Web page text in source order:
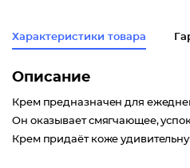
Характеристики товара
Описание
Крем предназначен для
Он оказывает смягчающее,
Крем придаёт коже